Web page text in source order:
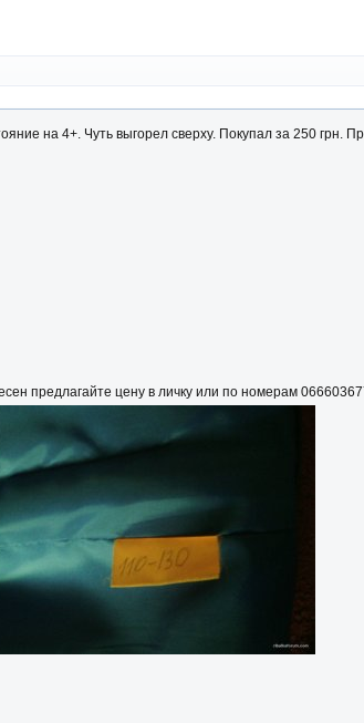
на 4+. Чуть выгорел сверху. Покупал за 250 грн.
предлагайте цену в личку или по номерам